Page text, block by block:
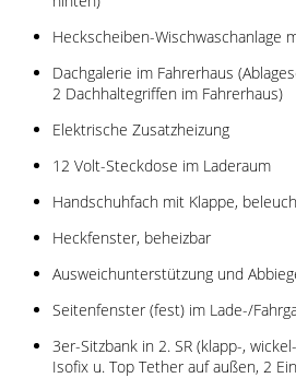
Heckscheiben-Wischwaschanlage
Dachgalerie im Fahrerhaus
2 Dachhaltegriffen im Fahrerhaus)
Elektrische Zusatzheizung
12 Volt-Steckdose im Laderaum
Handschuhfach mit Klappe,
Heckfenster, beheizbar
Ausweichunterstützung und
Seitenfenster (fest) im Lade-/
3er-Sitzbank in 2. SR (klapp-,
Isofix u. Top Tether auf außen, 2